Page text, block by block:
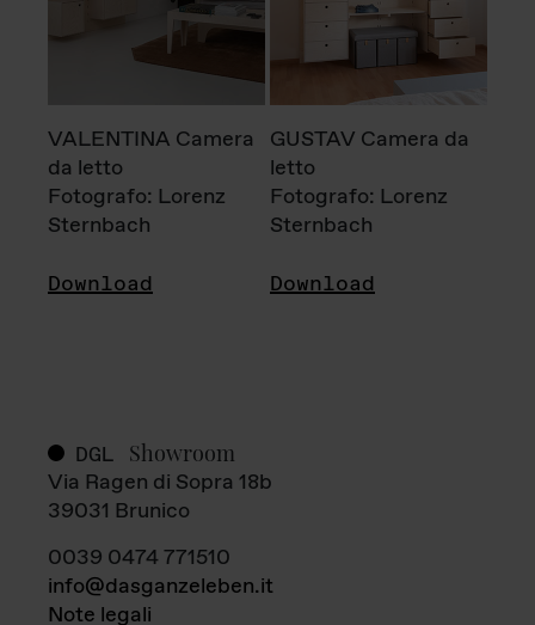
VALENTINA Camera
da letto
Fotografo: Lorenz
Sternbach
Download
GUSTAV Camera da
letto
Fotografo: Lorenz
Sternbach
Download
DGL Showroom
Via Ragen di Sopra 18b
39031 Brunico
0039 0474 771510
info@dasganzeleben.it
Note legali